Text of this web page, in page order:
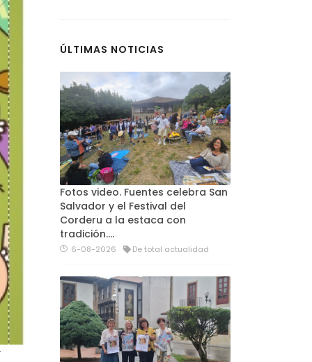
ÚLTIMAS NOTICIAS
Fotos video. Fuentes celebra San
Salvador y el Festival del
Corderu a la estaca con
tradición....
6-08-2026 De total actualidad